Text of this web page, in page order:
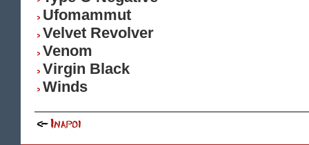
Ufomammut
Velvet Revolver
Venom
Virgin Black
Winds